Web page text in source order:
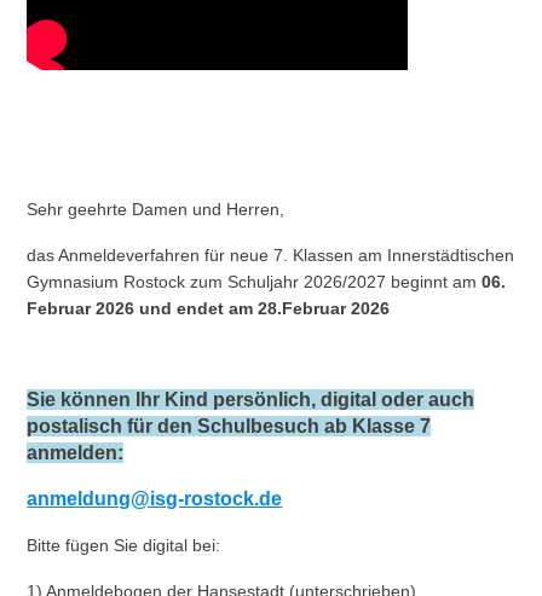
Sehr geehrte Damen und Herren,
das Anmeldeverfahren für neue 7. Klassen am Innerstädtischen
Gymnasium Rostock zum Schuljahr 2026/2027 beginnt am06.
Februar 2026 und endet am 28.Februar 2026
Sie können Ihr Kind persönlich, digital oder auch
postalisch für den Schulbesuch ab Klasse 7
anmelden:
anmeldung@isg-rostock.de
Bitte fügen Sie digital bei:
1) Anmeldebogen der Hansestadt (unterschrieben)